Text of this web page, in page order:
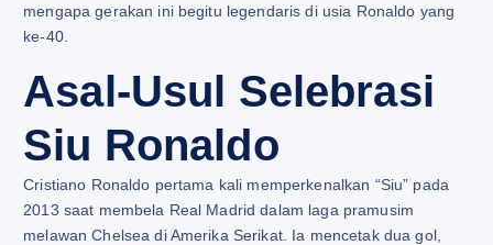
mengapa gerakan ini begitu legendaris di usia Ronaldo yang
ke-40.
Asal-Usul Selebrasi
Siu Ronaldo
Cristiano Ronaldo pertama kali memperkenalkan “Siu” pada
2013 saat membela Real Madrid dalam laga pramusim
melawan Chelsea di Amerika Serikat. Ia mencetak dua gol,